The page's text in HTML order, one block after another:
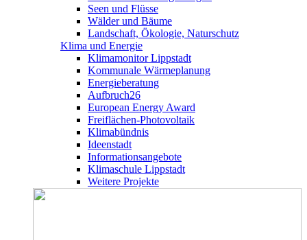
Seen und Flüsse
Wälder und Bäume
Landschaft, Ökologie, Naturschutz
Klima und Energie
Klimamonitor Lippstadt
Kommunale Wärmeplanung
Energieberatung
Aufbruch26
European Energy Award
Freiflächen-Photovoltaik
Klimabündnis
Ideenstadt
Informationsangebote
Klimaschule Lippstadt
Weitere Projekte